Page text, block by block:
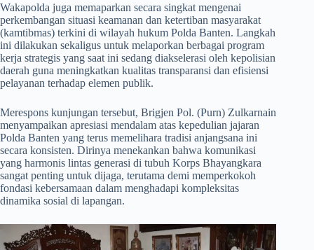
​Wakapolda juga memaparkan secara singkat mengenai
perkembangan situasi keamanan dan ketertiban masyarakat
(kamtibmas) terkini di wilayah hukum Polda Banten. Langkah
ini dilakukan sekaligus untuk melaporkan berbagai program
kerja strategis yang saat ini sedang diakselerasi oleh kepolisian
daerah guna meningkatkan kualitas transparansi dan efisiensi
pelayanan terhadap elemen publik.
​Merespons kunjungan tersebut, Brigjen Pol. (Purn) Zulkarnain
menyampaikan apresiasi mendalam atas kepedulian jajaran
Polda Banten yang terus memelihara tradisi anjangsana ini
secara konsisten. Dirinya menekankan bahwa komunikasi
yang harmonis lintas generasi di tubuh Korps Bhayangkara
sangat penting untuk dijaga, terutama demi memperkokoh
fondasi kebersamaan dalam menghadapi kompleksitas
dinamika sosial di lapangan.